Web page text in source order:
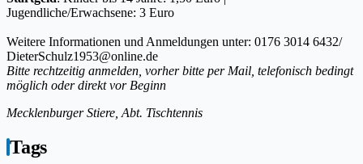
Jugendliche/Erwachsene: 3 Euro
Weitere Informationen und Anmeldungen unter: 0176 3014 6432/
DieterSchulz1953@online.de
Bitte rechtzeitig anmelden, vorher bitte per Mail, telefonisch bedingt
möglich oder direkt vor Beginn
Mecklenburger Stiere, Abt. Tischtennis
Tags